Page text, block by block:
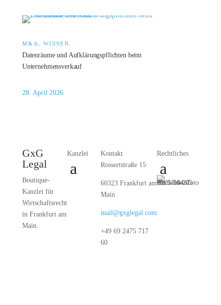
M&A, WISSEN
Datenräume und Aufklärungspflichten beim
Unternehmensverkauf
28. April 2026
GxG
Legal
Boutique-
Kanzlei für
Wirtschaftsrecht
in Frankfurt am
Main.
Kanzlei
Kontakt
Rossertstraße 15
60323 Frankfurt am
Main
mail@gxglegal.com
+49 69 2475 717
60
Rechtliches